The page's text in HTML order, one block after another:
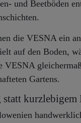
und Beetböden
die VESNA ein
auf den Boden,
Gartens.
kurzlebigem